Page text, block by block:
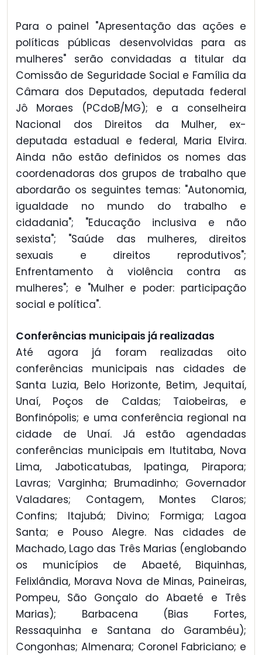
Para o painel "Apresentação das ações e
políticas públicas desenvolvidas para as
mulheres" serão convidadas a titular da
Comissão de Seguridade Social e Família da
Câmara dos Deputados, deputada federal
Jô Moraes (PCdoB/MG); e a conselheira
Nacional dos Direitos da Mulher, ex-
deputada estadual e federal, Maria Elvira.
Ainda não estão definidos os nomes das
coordenadoras dos grupos de trabalho que
abordarão os seguintes temas: "Autonomia,
igualdade no mundo do trabalho e
cidadania"; "Educação inclusiva e não
sexista"; "Saúde das mulheres, direitos
sexuais e direitos reprodutivos";
Enfrentamento à violência contra as
mulheres"; e "Mulher e poder: participação
social e política".
Conferências municipais já realizadas
Até agora já foram realizadas oito
conferências municipais nas cidades de
Santa Luzia, Belo Horizonte, Betim, Jequitaí,
Unaí, Poços de Caldas; Taiobeiras, e
Bonfinópolis; e uma conferência regional na
cidade de Unaí. Já estão agendadas
conferências municipais em Itutitaba, Nova
Lima, Jaboticatubas, Ipatinga, Pirapora;
Lavras; Varginha; Brumadinho; Governador
Valadares; Contagem, Montes Claros;
Confins; Itajubá; Divino; Formiga; Lagoa
Santa; e Pouso Alegre. Nas cidades de
Machado, Lago das Três Marias (englobando
os municípios de Abaeté, Biquinhas,
Felixlândia, Morava Nova de Minas, Paineiras,
Pompeu, São Gonçalo do Abaeté e Três
Marias); Barbacena (Bias Fortes,
Ressaquinha e Santana do Garambéu);
Congonhas; Almenara; Coronel Fabriciano; e